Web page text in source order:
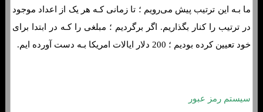
ما بـه این ترتیب پیش می‌رویم ؛ تا زمانی کـه هر یک از اعداد موجود
در ترتیب را کنار بگذاریم. اگر برگردیم ؛ مبلغی را کـه در ابتدا برای
خود تعیین کرده بودیم ؛ 200 دلار ایالات امریکا بـه دست آورده ایم.
سیستم رمز عبور